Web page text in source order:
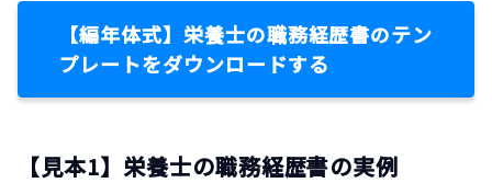
【編年体式】栄養士の職務経歴書のテン
プレートをダウンロードする
【見本1】栄養士の職務経歴書の実例